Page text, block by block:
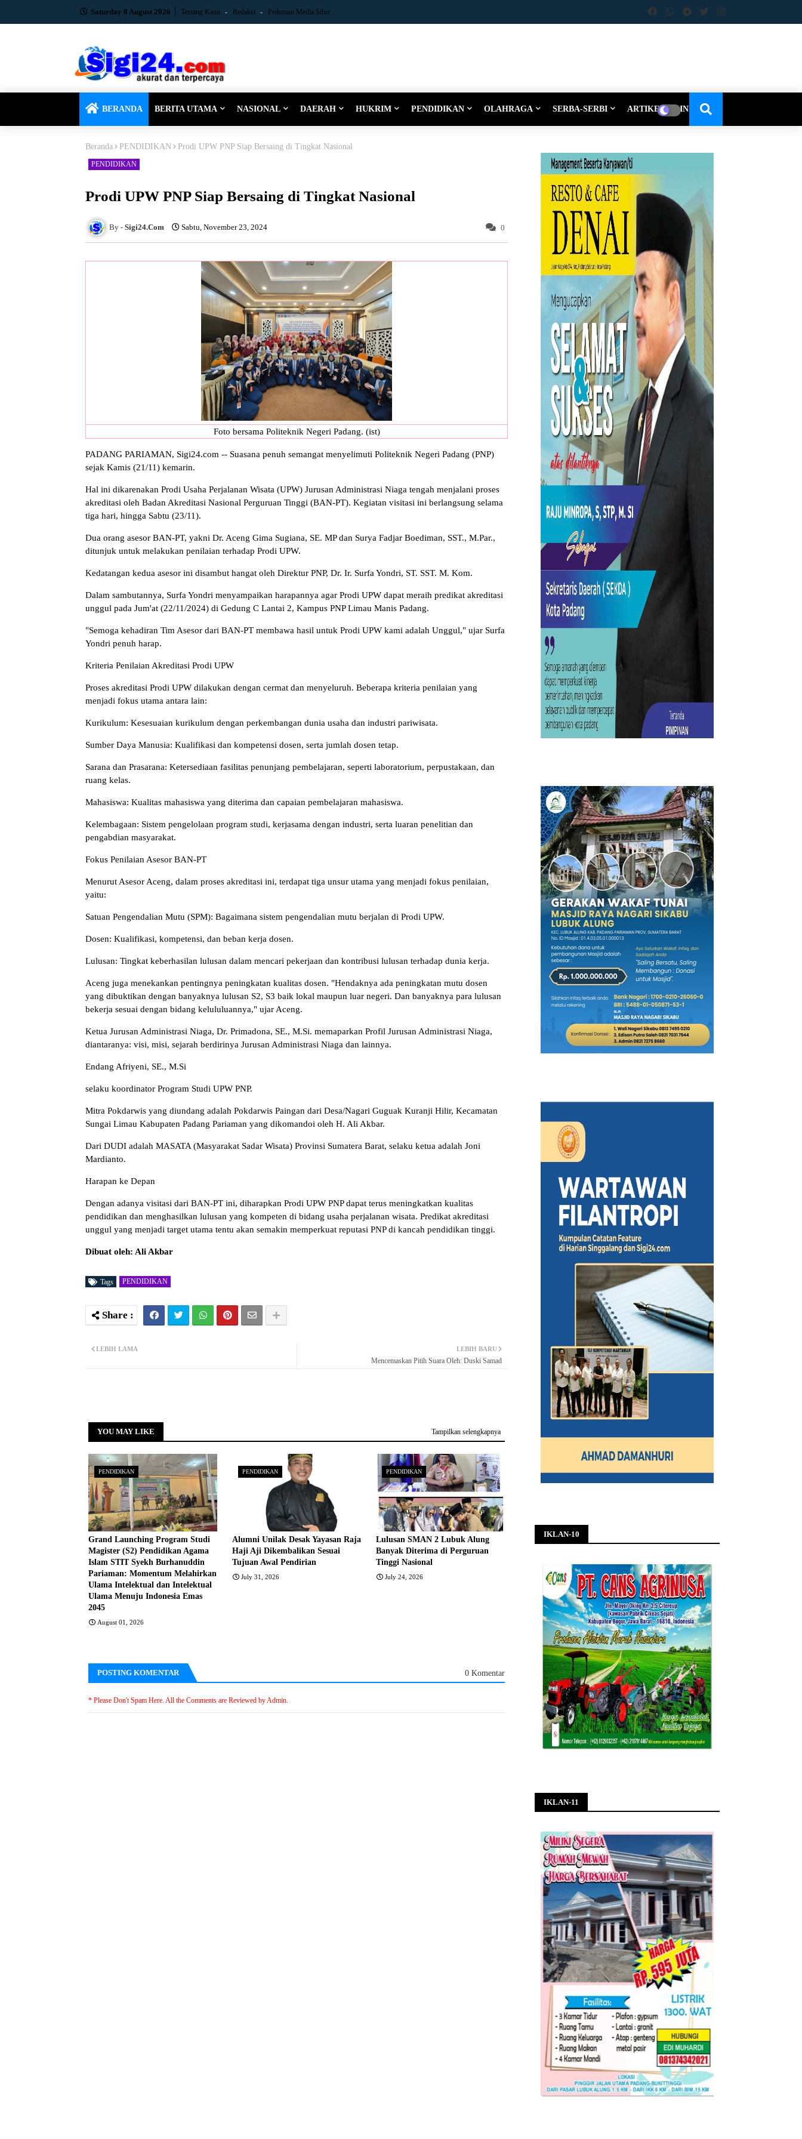
Saturday 8 August 2026 Tentang Kami Redaksi Pedoman Media Siber
BERANDA BERITA UTAMA NASIONAL DAERAH HUKRIM PENDIDIKAN OLAHRAGA SERBA-SERBI ARTIKEL-OPINI
Beranda PENDIDIKAN Prodi UPW PNP Siap Bersaing di Tingkat Nasional
PENDIDIKAN
Prodi UPW PNP Siap Bersaing di Tingkat Nasional
Sigi24.Com Sabtu, November 23, 2024 0
Foto bersama Politeknik Negeri Padang. (ist)
PADANG PARIAMAN, Sigi24.com -- Suasana penuh semangat menyelimuti Politeknik Negeri Padang (PNP)
sejak Kamis (21/11) kemarin.
Hal ini dikarenakan Prodi Usaha Perjalanan Wisata (UPW) Jurusan Administrasi Niaga tengah menjalani proses
akreditasi oleh Badan Akreditasi Nasional Perguruan Tinggi (BAN-PT). Kegiatan visitasi ini berlangsung selama
tiga hari, hingga Sabtu (23/11).
Dua orang asesor BAN-PT, yakni Dr. Aceng Gima Sugiana, SE. MP dan Surya Fadjar Boediman, SST., M.Par.,
ditunjuk untuk melakukan penilaian terhadap Prodi UPW.
Kedatangan kedua asesor ini disambut hangat oleh Direktur PNP, Dr. Ir. Surfa Yondri, ST. SST. M. Kom.
Dalam sambutannya, Surfa Yondri menyampaikan harapannya agar Prodi UPW dapat meraih predikat akreditasi
unggul pada Jum'at (22/11/2024) di Gedung C Lantai 2, Kampus PNP Limau Manis Padang.
"Semoga kehadiran Tim Asesor dari BAN-PT membawa hasil untuk Prodi UPW kami adalah Unggul," ujar Surfa
Yondri penuh harap.
Kriteria Penilaian Akreditasi Prodi UPW
Proses akreditasi Prodi UPW dilakukan dengan cermat dan menyeluruh. Beberapa kriteria penilaian yang
menjadi fokus utama antara lain:
Kurikulum: Kesesuaian kurikulum dengan perkembangan dunia usaha dan industri pariwisata.
Sumber Daya Manusia: Kualifikasi dan kompetensi dosen, serta jumlah dosen tetap.
Sarana dan Prasarana: Ketersediaan fasilitas penunjang pembelajaran, seperti laboratorium, perpustakaan, dan
ruang kelas.
Mahasiswa: Kualitas mahasiswa yang diterima dan capaian pembelajaran mahasiswa.
Kelembagaan: Sistem pengelolaan program studi, kerjasama dengan industri, serta luaran penelitian dan
pengabdian masyarakat.
Fokus Penilaian Asesor BAN-PT
Menurut Asesor Aceng, dalam proses akreditasi ini, terdapat tiga unsur utama yang menjadi fokus penilaian,
yaitu:
Satuan Pengendalian Mutu (SPM): Bagaimana sistem pengendalian mutu berjalan di Prodi UPW.
Dosen: Kualifikasi, kompetensi, dan beban kerja dosen.
Lulusan: Tingkat keberhasilan lulusan dalam mencari pekerjaan dan kontribusi lulusan terhadap dunia kerja.
Aceng juga menekankan pentingnya peningkatan kualitas dosen. "Hendaknya ada peningkatan mutu dosen
yang dibuktikan dengan banyaknya lulusan S2, S3 baik lokal maupun luar negeri. Dan banyaknya para lulusan
bekerja sesuai dengan bidang kelululuannya," ujar Aceng.
Ketua Jurusan Administrasi Niaga, Dr. Primadona, SE., M.Si. memaparkan Profil Jurusan Administrasi Niaga,
diantaranya: visi, misi, sejarah berdirinya Jurusan Administrasi Niaga dan lainnya.
Endang Afriyeni, SE., M.Si
selaku koordinator Program Studi UPW PNP.
Mitra Pokdarwis yang diundang adalah Pokdarwis Paingan dari Desa/Nagari Guguak Kuranji Hilir, Kecamatan
Sungai Limau Kabupaten Padang Pariaman yang dikomandoi oleh H. Ali Akbar.
Dari DUDI adalah MASATA (Masyarakat Sadar Wisata) Provinsi Sumatera Barat, selaku ketua adalah Joni
Mardianto.
Harapan ke Depan
Dengan adanya visitasi dari BAN-PT ini, diharapkan Prodi UPW PNP dapat terus meningkatkan kualitas
pendidikan dan menghasilkan lulusan yang kompeten di bidang usaha perjalanan wisata. Predikat akreditasi
unggul yang menjadi target utama tentu akan semakin memperkuat reputasi PNP di kancah pendidikan tinggi.
Dibuat oleh: Ali Akbar
Tags PENDIDIKAN
LEBIH BARU
Mencemaskan Pitih Suara Oleh: Duski Samad
LEBIH LAMA
YOU MAY LIKE Tampilkan selengkapnya
PENDIDIKAN
Grand Launching Program Studi
Magister (S2) Pendidikan Agama
Islam STIT Syekh Burhanuddin
Pariaman: Momentum Melahirkan
Ulama Intelektual dan Intelektual
Ulama Menuju Indonesia Emas
2045
August 01, 2026
PENDIDIKAN
Alumni Unilak Desak Yayasan Raja
Haji Aji Dikembalikan Sesuai
Tujuan Awal Pendirian
July 31, 2026
PENDIDIKAN
Lulusan SMAN 2 Lubuk Alung
Banyak Diterima di Perguruan
Tinggi Nasional
July 24, 2026
POSTING KOMENTAR 0 Komentar
* Please Don't Spam Here. All the Comments are Reviewed by Admin.
IKLAN-10
IKLAN-11